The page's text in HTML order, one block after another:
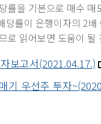
률을 기본으로 매수
당률이 은행이자의 2
로 읽어보면 도움이 될
보고서(2021.04.17.)
기 우선주 투자